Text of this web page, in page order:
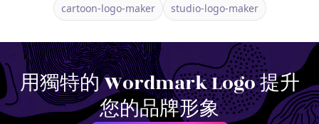
cartoon-logo-maker
studio-logo-maker
用獨特的 Wordmark Logo 提升
您的品牌形象